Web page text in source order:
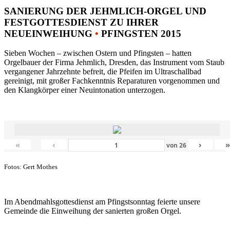
SANIERUNG DER JEHMLICH-ORGEL UND
FESTGOTTESDIENST ZU IHRER
NEUEINWEIHUNG • PFINGSTEN 2015
Sieben Wochen – zwischen Ostern und Pfingsten – hatten
Orgelbauer der Firma Jehmlich, Dresden, das Instrument vom Staub
vergangener Jahrzehnte befreit, die Pfeifen im Ultraschallbad
gereinigt, mit großer Fachkenntnis Reparaturen vorgenommen und
den Klangkörper einer Neuintonation unterzogen.
« ‹ von 26 › »
Fotos: Gert Mothes
Im Abendmahlsgottesdienst am Pfingstsonntag feierte unsere
Gemeinde die Einweihung der sanierten großen Orgel.